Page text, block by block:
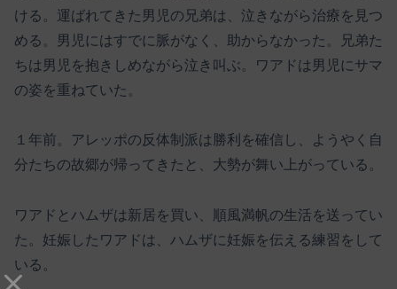
ける。運ばれてきた男児の兄弟は、泣きながら治療を見つ
める。男児にはすでに脈がなく、助からなかった。兄弟た
ちは男児を抱きしめながら泣き叫ぶ。ワアドは男児にサマ
の姿を重ねていた。
１年前。アレッポの反体制派は勝利を確信し、ようやく自
分たちの故郷が帰ってきたと、大勢が舞い上がっている。
ワアドとハムザは新居を買い、順風満帆の生活を送ってい
た。妊娠したワアドは、ハムザに妊娠を伝える練習をして
いる。